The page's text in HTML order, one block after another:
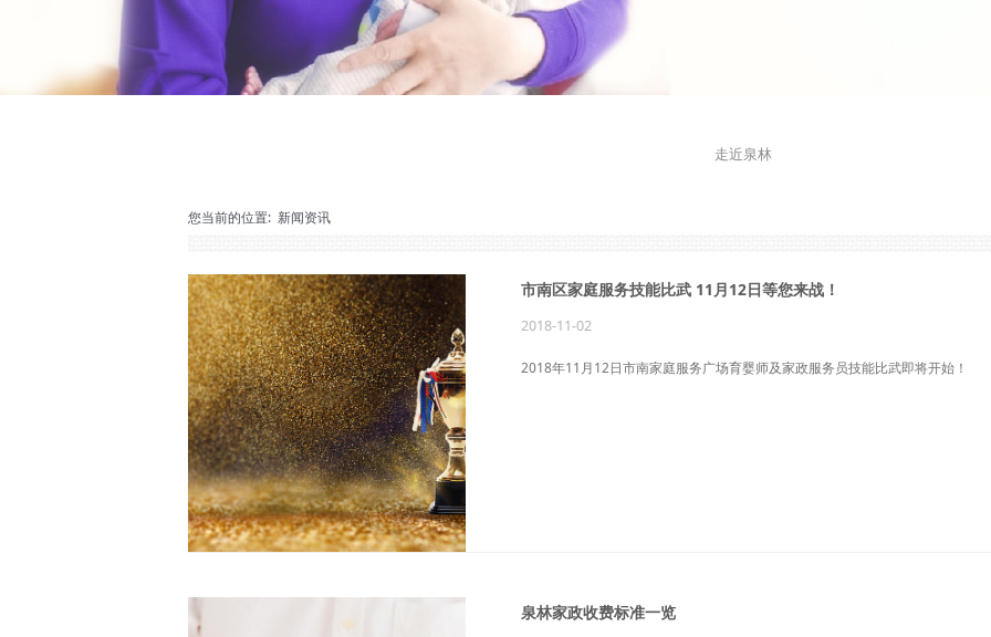
走近泉林
您当前的位置: 新闻资讯
市南区家庭服务技能比武 11月12日等您来战！
2018-11-02
2018年11月12日市南家庭服务广场育婴师及家政服务员技能比武即将开始！
泉林家政收费标准一览